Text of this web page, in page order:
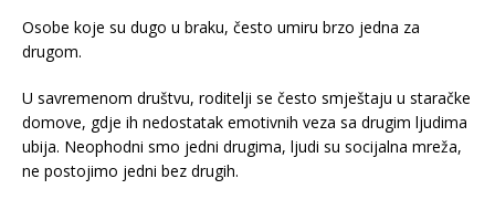
Osobe koje su dugo u braku, često umiru brzo jedna za
drugom.
U savremenom društvu, roditelji se često smještaju u staračke
domove, gdje ih nedostatak emotivnih veza sa drugim ljudima
ubija. Neophodni smo jedni drugima, ljudi su socijalna mreža,
ne postojimo jedni bez drugih.